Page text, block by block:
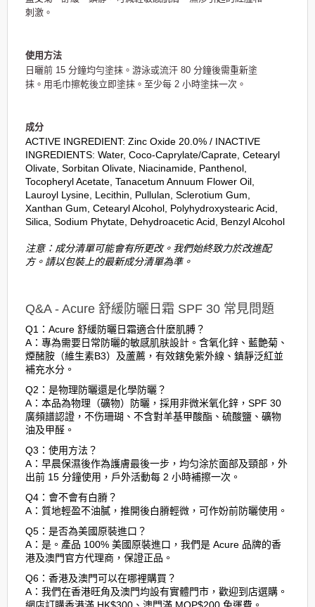
刺激。
使用方法
日曬前 15 分鐘均勻塗抹。游泳或流汗 80 分鐘後需重新塗
抹。用毛巾擦乾後立即塗抹。至少每 2 小時塗抹一次。
成分
ACTIVE INGREDIENT: Zinc Oxide 20.0% / INACTIVE
INGREDIENTS: Water, Coco-Caprylate/Caprate, Cetearyl
Olivate, Sorbitan Olivate, Niacinamide, Panthenol,
Tocopheryl Acetate, Tanacetum Annuum Flower Oil,
Lauroyl Lysine, Lecithin, Pullulan, Sclerotium Gum,
Xanthan Gum, Cetearyl Alcohol, Polyhydroxystearic Acid,
Silica, Sodium Phytate, Dehydroacetic Acid, Benzyl Alcohol
注意：成分清單可能會有所更改。我們始終致力於改進配
方。請以包裝上的最新成分清單為準。
Q&A - Acure 舒緩防曬日霜 SPF 30 常見問題
Q1：Acure 舒緩防曬日霜適合什麼肌膊？
A：專為需要日常防曬的敏感肌肤設計。含氧化鋅、藍艶菊、
煙醏胺（維生素B3）及蘆薦，有效鎋免紫外線、鎮靜泛紅並
補充水分。
Q2：是物理防曬還是化學防曬？
A：本品為物理（礦物）防曬，採用非微米氧化鋅，SPF 30
廣頻譜認證，不伤珊瑚、不含對羊基甲酸酯、硫酸鹽、礦物
油及甲醛。
Q3：使用方法？
A：早晨保濕後作為護膚最後一步，均匀涂於面部及頸部，外
出前 15 分鐘使用，戶外活動每 2 小時補擦一次。
Q4：會不會有白膌？
A：質地輕盈不油膩，推開後白膌輕微，可作妢前防曬使用。
Q5：是否為美國原裝進口？
A：是。產品 100% 美國原裝進口，我們是 Acure 品牌的香
港及澳門官方代理商，保證正品。
Q6：香港及澳門可以在哪裡購買？
A：我們在香港旺角及澳門均設有實體門市，歡迎到店選購。